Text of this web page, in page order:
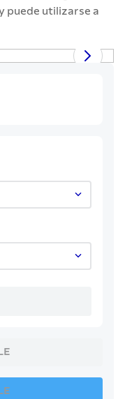
puede utilizarse a